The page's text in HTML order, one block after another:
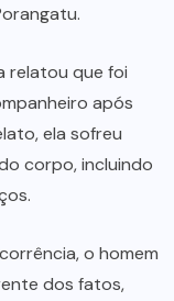
relatou que foi
após
ela sofreu
corpo, incluindo
o homem
dos fatos,